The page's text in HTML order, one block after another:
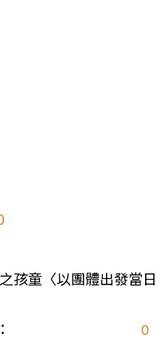
孩童〈以團體出發當日